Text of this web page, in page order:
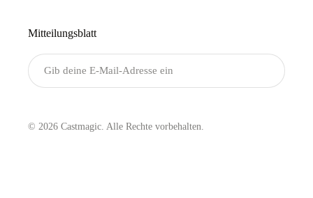
Mitteilungsblatt
© 2026 Castmagic. Alle Rechte vorbehalten.